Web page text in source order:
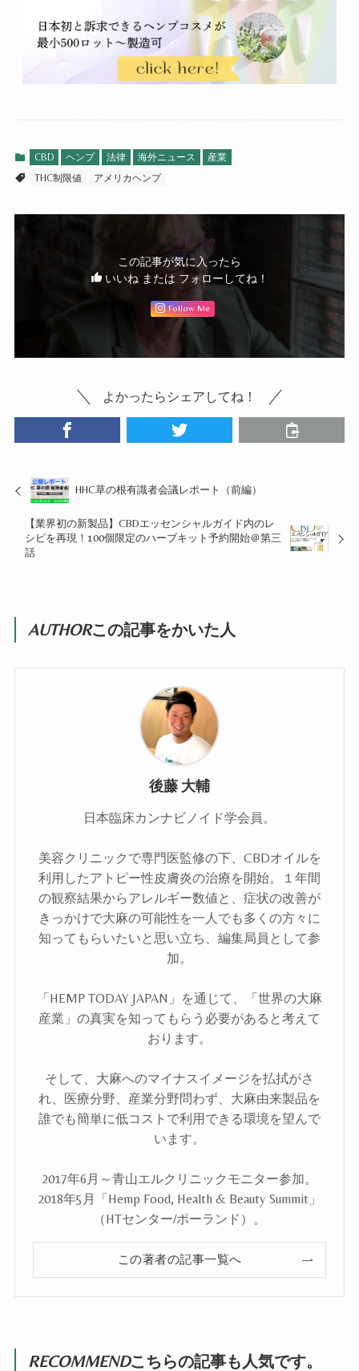
CBD ヘンプ 法律 海外ニュース
産業
THC制限値
アメリカヘンプ
この記事が気に入ったら
いいね または フォローしてね！
Follow Me
よかったらシェアしてね！
HHC草の根有識者会議レポート（前編）
【業界初の新製品】CBDエッセンシャルガイド内のレ
シピを再現！100個限定のハーブキット予約開始＠第三
話
AUTHORこの記事をかいた人
後藤 大輔
日本臨床カンナビノイド学会員。
美容クリニックで専門医監修の下、CBDオイルを
利用したアトピー性皮膚炎の治療を開始。１年間
の観察結果からアレルギー数値と、症状の改善が
きっかけで大麻の可能性を一人でも多くの方々に
知ってもらいたいと思い立ち、編集局員として参
加。
「HEMP TODAY JAPAN」を通じて、「世界の大麻
産業」の真実を知ってもらう必要があると考えて
おります。
そして、大麻へのマイナスイメージを払拭がさ
れ、医療分野、産業分野問わず、大麻由来製品を
誰でも簡単に低コストで利用できる環境を望んで
います。
2017年6月～青山エルクリニックモニター参加。
2018年5月「Hemp Food, Health & Beauty Summit」
（HTセンター/ポーランド）。
この著者の記事一覧へ
RECOMMENDこちらの記事も人気です。